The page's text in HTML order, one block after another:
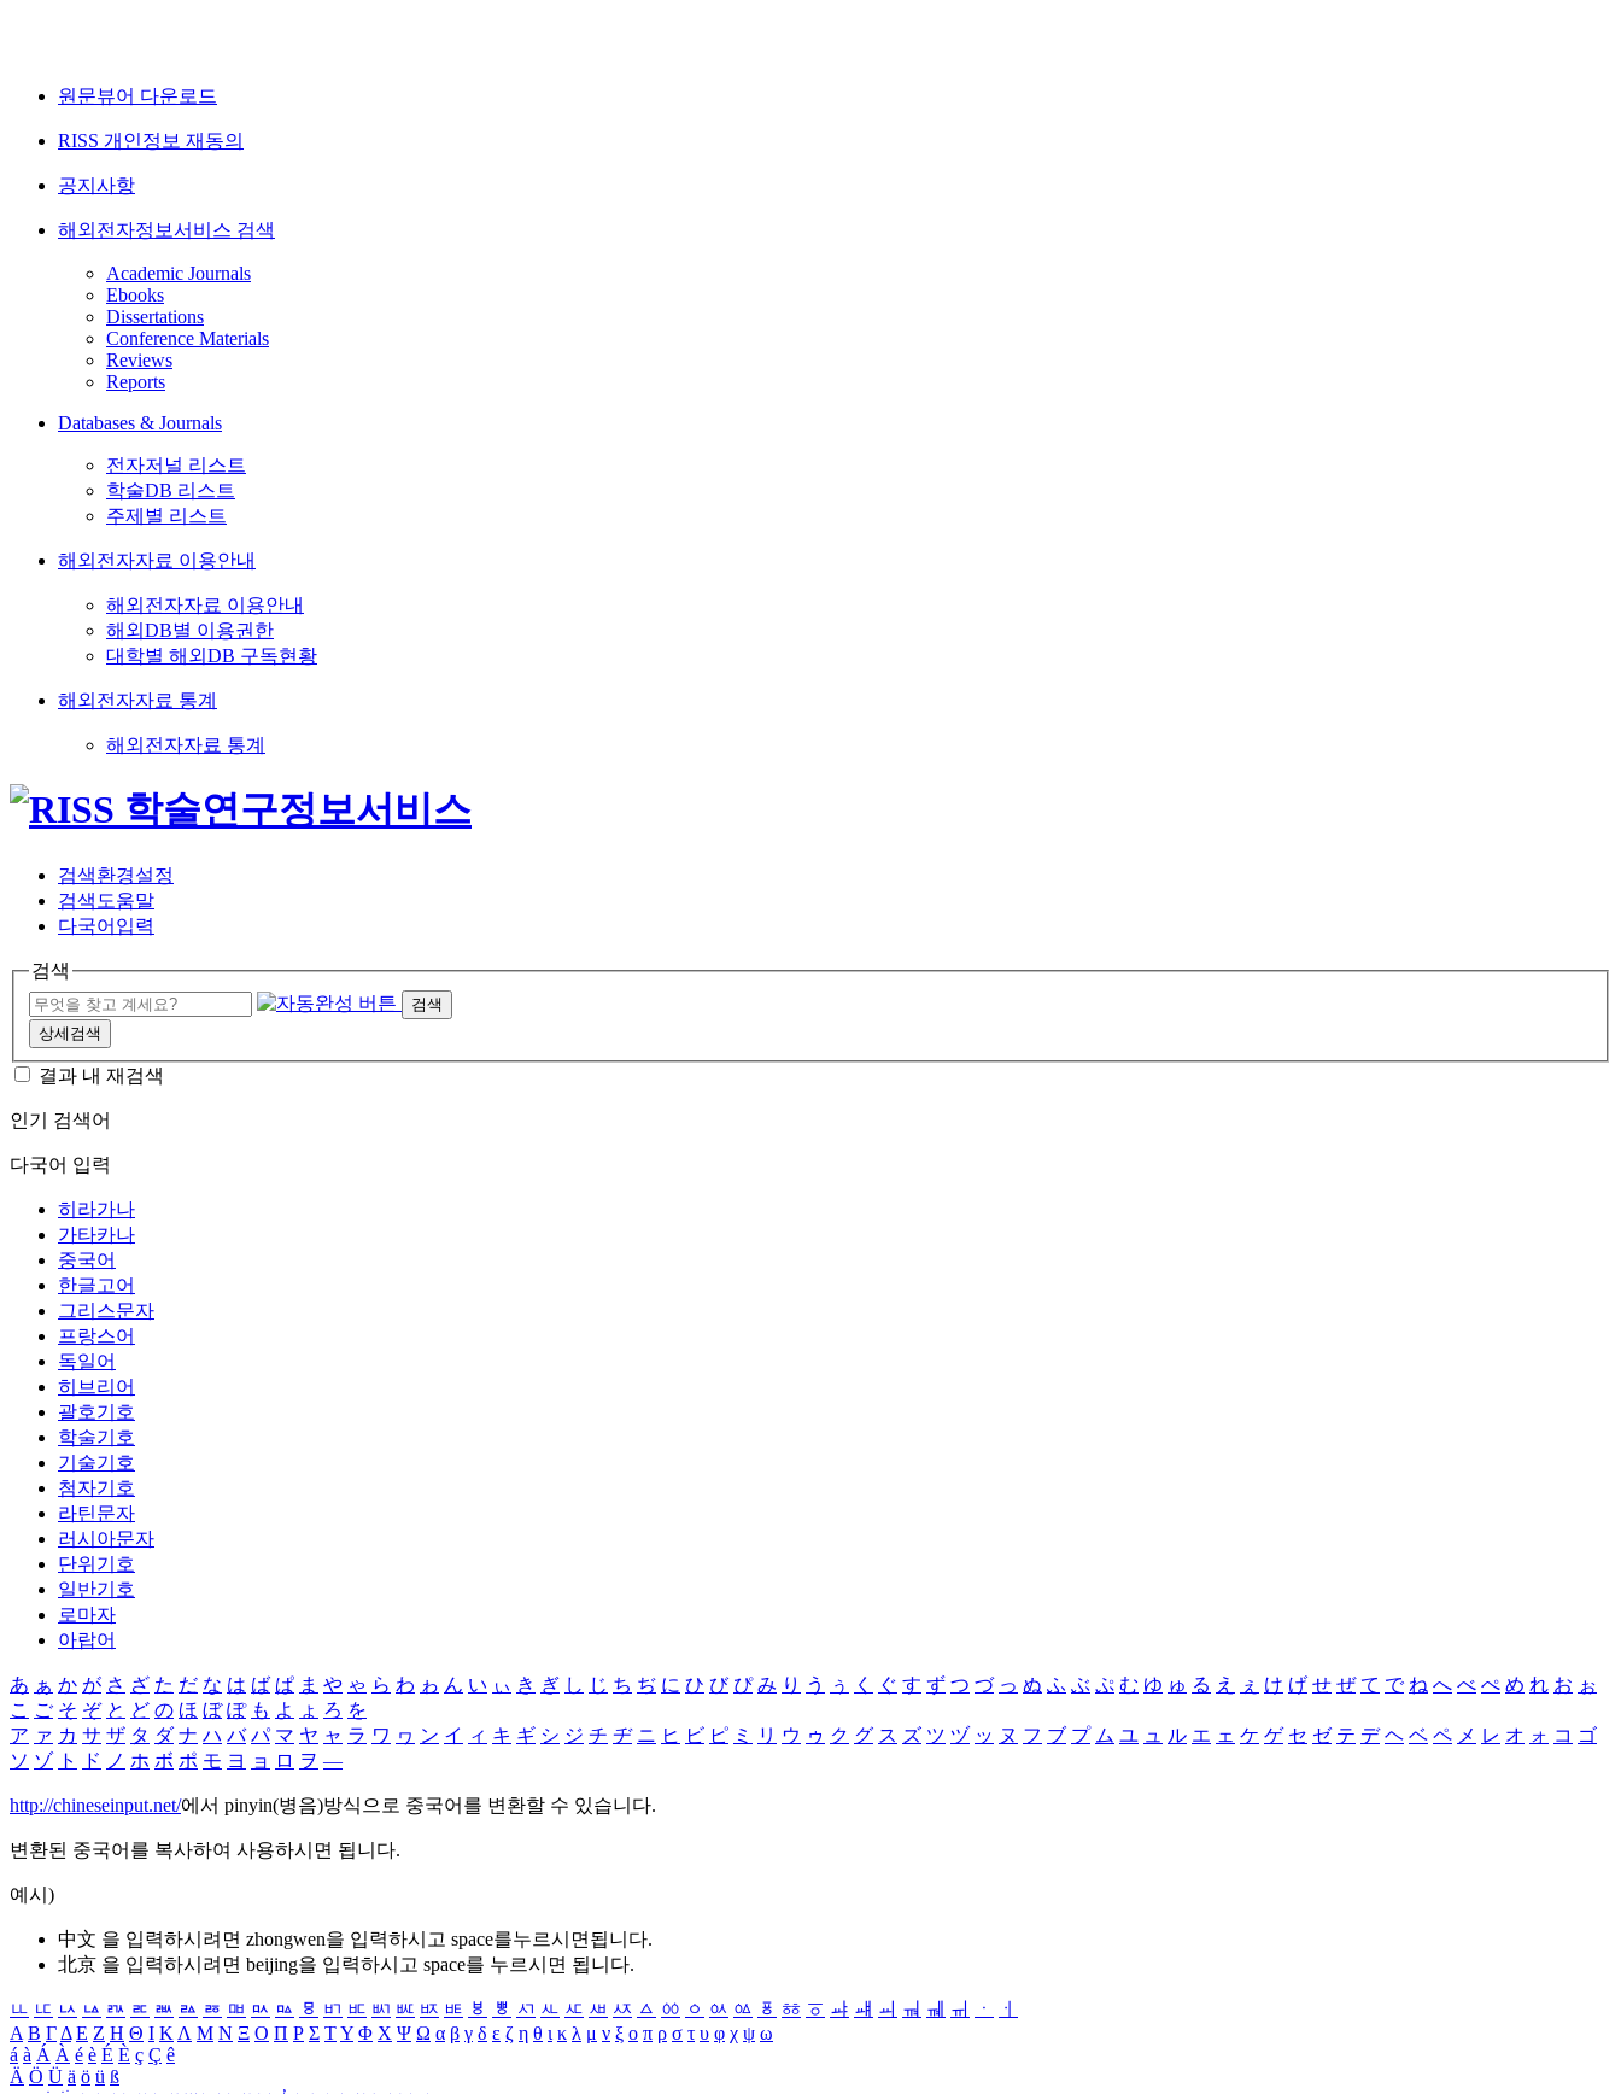
원문뷰어 다운로드
RISS 개인정보 재동의
공지사항
해외전자정보서비스 검색
Academic Journals
Ebooks
Dissertations
Conference Materials
Reviews
Reports
Databases & Journals
전자저널 리스트
학술DB 리스트
주제별 리스트
해외전자자료 이용안내
해외전자자료 이용안내
해외DB별 이용권한
대학별 해외DB 구독현황
해외전자자료 통계
해외전자자료 통계
검색환경설정
검색도움말
다국어입력
검색
검색
상세검색
결과 내 재검색
인기 검색어
다국어 입력
히라가나
가타카나
중국어
한글고어
그리스문자
프랑스어
독일어
히브리어
괄호기호
학술기호
기술기호
첨자기호
라틴문자
러시아문자
단위기호
일반기호
로마자
아랍어
あ ぁ か が さ ざ た だ な は ば ぱ ま や ゃ ら わ ゎ ん い ぃ き ぎ し じ ち ぢ に ひ び ぴ み り う ぅ く ぐ す ず つ づ っ ぬ ふ ぶ ぷ む ゆ ゅ る え ぇ け げ せ ぜ て で ね へ べ ぺ め れ お ぉ
こ ご そ ぞ と ど の ほ ぼ ぽ も よ ょ ろ を
ア ァ カ サ ザ タ ダ ナ ハ バ パ マ ヤ ャ ラ ワ ヮ ン イ ィ キ ギ シ ジ チ ヂ ニ ヒ ビ ピ ミ リ ウ ゥ ク グ ス ズ ツ ヅ ッ ヌ フ ブ プ ム ユ ュ ル エ ェ ケ ゲ セ ゼ テ デ ヘ ベ ペ メ レ オ ォ コ ゴ
ソ ゾ ト ド ノ ホ ボ ポ モ ヨ ョ ロ ヲ ―
http://chineseinput.net/에서 pinyin(병음)방식으로 중국어를 변환할 수 있습니다.
변환된 중국어를 복사하여 사용하시면 됩니다.
예시)
中文 을 입력하시려면 zhongwen을 입력하시고 space를누르시면됩니다.
北京 을 입력하시려면 beijing을 입력하시고 space를 누르시면 됩니다.
ㅥ ㅦ ㅧ ㅨ ㅩ ㅪ ㅫ ㅬ ㅭ ㅮ ㅯ ㅰ ㅱ ㅲ ㅳ ㅴ ㅵ ㅶ ㅷ ㅸ ㅹ ㅺ ㅻ ㅼ ㅽ ㅾ ㅿ ㆀ ㆁ ㆂ ㆃ ㆄ ㆅ ㆆ ㆇ ㆈ ㆉ ㆊ ㆋ ㆌ ㆍ
ㆎ
Α Β ΓΔ Ε Ζ Η Θ Ι ΚΛ Μ Ν Ξ Ο Π Ρ Σ ΤΥ Φ Χ Ψ Ω α β γ δ ε ζ η θ ι κ λ μ ν ξ ο π ρ σ τ υ φ χ ψ ω
á à Á À é è É È ç Ç ê
Ä Ö Ü ä ö ü ß